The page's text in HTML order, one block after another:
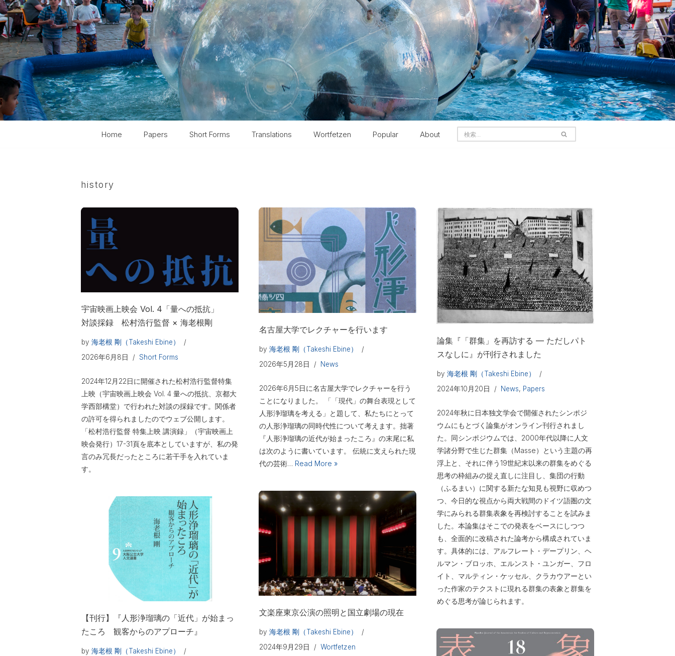
コ
ン
テ
ツ
へ
ス
Home Papers Short Forms Translations Wortfetzen Popular About
history
宇宙映画上映会 Vol. 4「量への抵抗」
対談採録 松村浩行監督 × 海老根剛
by 海老根 剛（Takeshi Ebine）
2026年6月8日
Short Forms
2024年12月22日に開催された松村浩行監督特集
上映（宇宙映画上映会 Vol. 4 量への抵抗、京都大
学西部構堂）で行われた対談の採録です。関係者
の許可を得られましたのでウェブ公開します。
「松村浩行監督 特集上映 講演録」（宇宙映画上
映会発行）17-31頁を底本としていますが、私の発
言のみ冗長だったところに若干手を入れていま
す。
名古屋大学でレクチャーを行います
by 海老根 剛（Takeshi Ebine）
2026年5月28日
News
2026年6月5日に名古屋大学でレクチャーを行う
ことになりました。 「「現代」の舞台表現として
人形浄瑠璃を考える」と題して、私たちにとって
の人形浄瑠璃の同時代性について考えます。拙著
『人形浄瑠璃の近代が始まったころ』の末尾に私
は次のように書いています。 伝統に支えられた現
代の芸術… Read More »
論集『「群集」を再訪する — ただしパト
スなしに』が刊行されました
by海老根 剛（Takeshi Ebine）
2024年10月20日
News, Papers
2024年秋に日本独文学会で開催されたシンポジ
ウムにもとづく論集がオンライン刊行されまし
た。同シンポジウムでは、2000年代以降に人文
学諸分野で生じた群集（Masse）という主題の再
浮上と、それに伴う19世紀末以来の群集をめぐる
思考の枠組みの捉え直しに注目し、集団の行動
（ふるまい）に関する新たな知見も視野に収めつ
つ、今日的な視点から両大戦間のドイツ語圏の文
学にみられる群集表象を再検討することを試みま
した。本論集はそこでの発表をベースにしつつ
も、全面的に改稿された論考から構成されていま
す。具体的には、アルフレート・デープリン、ヘ
ルマン・ブロッホ、エルンスト・ユンガー、フロ
イト、マルティン・ケッセル、クラカウアーとい
った作家のテクストに現れる群集の表象と群集を
めぐる思考が論じられます。
文楽座東京公演の照明と国立劇場の現在
by 海老根 剛（Takeshi Ebine）
2024年9月29日
Wortfetzen
【刊行】『人形浄瑠璃の「近代」が始まっ
たころ 観客からのアプローチ』
by 海老根 剛（Takeshi Ebine）